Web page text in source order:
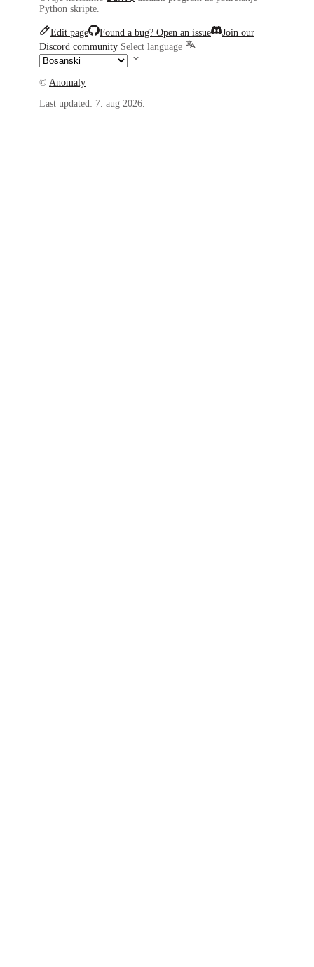
Python skripte.
Edit page Found a bug? Open an issue
Join our
Discord community Select language
© Anomaly
Last updated: 7. aug 2026.